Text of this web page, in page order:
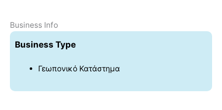
Business Info
Business Type
Γεωπονικό Κατάστημα